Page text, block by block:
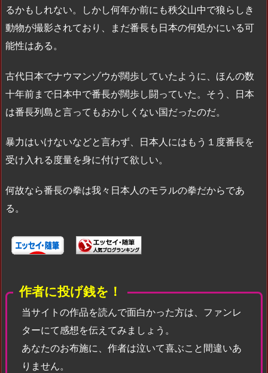
るかもしれない。しかし何年か前にも秩父山中で狼らしき
動物が撮影されており、まだ番長も日本の何処かにいる可
能性はある。
古代日本でナウマンゾウが闊歩していたように、ほんの数
十年前まで日本中で番長が闊歩し闘っていた。そう、日本
は番長列島と言ってもおかしくない国だったのだ。
暴力はいけないなどと言わず、日本人にはもう１度番長を
受け入れる度量を身に付けて欲しい。
何故なら番長の拳は我々日本人のモラルの拳だからであ
る。
作者に投げ銭を！
当サイトの作品を読んで面白かった方は、ファンレ
ターにて感想を伝えてみましょう。
あなたのお布施に、作者は泣いて喜ぶこと間違いあ
りません。